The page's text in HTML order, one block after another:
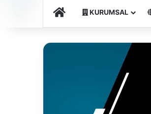
Ana SayfaKURUMSAL